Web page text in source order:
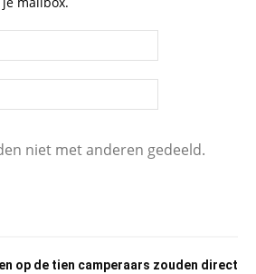
niet met anderen gedeeld.
op de tien camperaars zouden direct